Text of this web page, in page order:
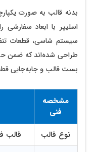
بدنه قالب به صورت
اسلیپر با ابعاد سفارشی
سیستم شاسی، قطعات
طراحی شده‌اند که ضمن
بست قالب و جابه‌جایی
مشخصه
فنی
نوع قالب
قالب